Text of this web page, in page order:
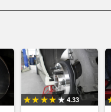
4.33